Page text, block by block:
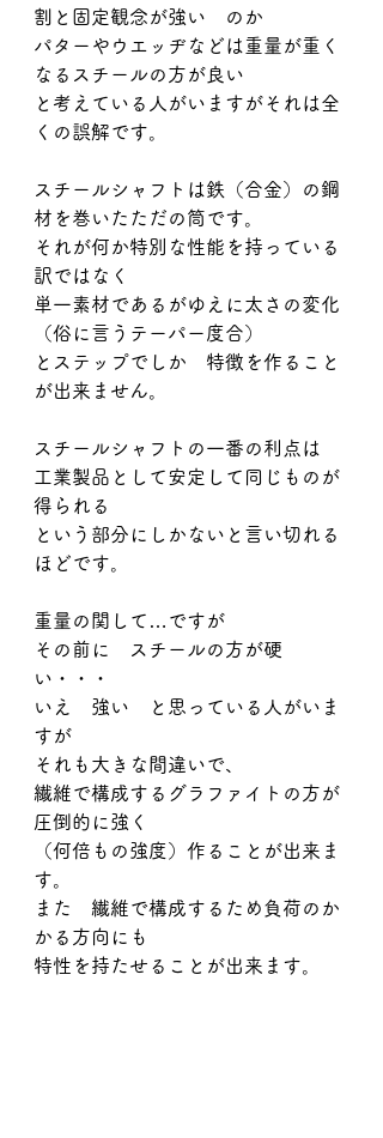
割と固定観念が強い　のか
パターやウエッヂなどは重量が重く
なるスチールの方が良い
と考えている人がいますがそれは全
くの誤解です。
スチールシャフトは鉄（合金）の鋼
材を巻いたただの筒です。
それが何か特別な性能を持っている
訳ではなく
単一素材であるがゆえに太さの変化
（俗に言うテーパー度合）
とステップでしか　特徴を作ること
が出来ません。
スチールシャフトの一番の利点は
工業製品として安定して同じものが
得られる
という部分にしかないと言い切れる
ほどです。
重量の関して…ですが
その前に　スチールの方が硬
い・・・
いえ　強い　と思っている人がいま
すが
それも大きな間違いで、
繊維で構成するグラファイトの方が
圧倒的に強く
（何倍もの強度）作ることが出来ま
す。
また　繊維で構成するため負荷のか
かる方向にも
特性を持たせることが出来ます。